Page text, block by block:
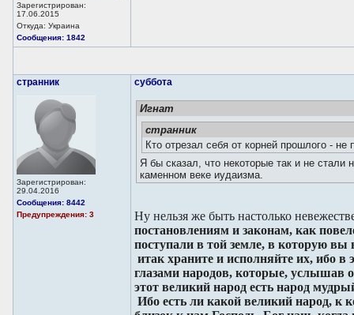
Зарегистрирован:
17.06.2015
Откуда: Украина
Сообщения: 1842
странник
Зарегистрирован:
29.04.2016
Сообщения: 8442
Предупреждения: 3
суббота
Игнат
странник
Кто отрезал себя от корней прошлого -
Я бы сказал, что некоторые так и не стали
каменном веке иудаизма.
Ну нельзя же быть настолько
постановлениям и законам, как
поступали в той земле, в которую вы
итак храните и исполняйте их, ибо
глазами народов, которые, услышав
этот великий народ есть народ
Ибо есть ли какой великий народ, к